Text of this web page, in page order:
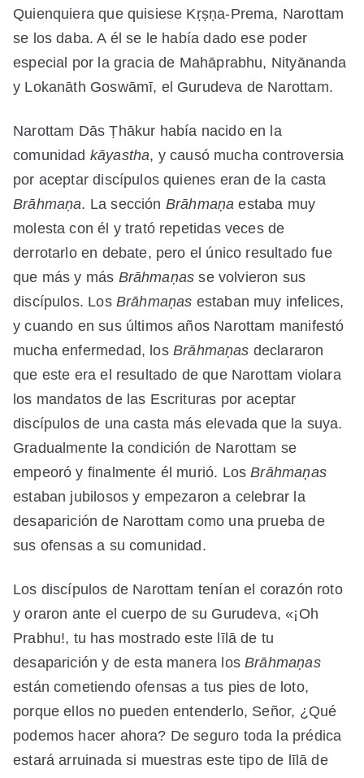
Quienquiera que quisiese Kṛṣṇa-Prema, Narottam
se los daba. A él se le había dado ese poder
especial por la gracia de Mahāprabhu, Nityānanda
y Lokanāth Goswāmī, el Gurudeva de Narottam.
Narottam Dās Ṭhākur había nacido en la
comunidad kāyastha, y causó mucha controversia
por aceptar discípulos quienes eran de la casta
Brāhmaṇa. La sección Brāhmaṇaestaba muy
molesta con él y trató repetidas veces de
derrotarlo en debate, pero el único resultado fue
que más y más Brāhmaṇas se volvieron sus
discípulos. Los Brāhmaṇas estaban muy infelices,
y cuando en sus últimos años Narottam manifestó
mucha enfermedad, los Brāhmaṇas declararon
que este era el resultado de que Narottam violara
los mandatos de las Escrituras por aceptar
discípulos de una casta más elevada que la suya.
Gradualmente la condición de Narottam se
empeoró y finalmente él murió. LosBrāhmaṇas
estaban jubilosos y empezaron a celebrar la
desaparición de Narottam como una prueba de
sus ofensas a su comunidad.
Los discípulos de Narottam tenían el corazón roto
y oraron ante el cuerpo de su Gurudeva, «¡Oh
Prabhu!, tu has mostrado este līlā de tu
desaparición y de esta manera losBrāhmaṇas
están cometiendo ofensas a tus pies de loto,
porque ellos no pueden entenderlo, Señor, ¿Qué
podemos hacer ahora? De seguro toda la prédica
estará arruinada si muestras este tipo de līlā de